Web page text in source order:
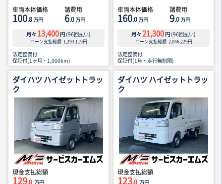
車両本体価格
100.8万円
諸費用
6.0万円
月々 13,400 円 (96回払い)
ローン支払総額 1,293,119円
法定整備付
保証付(1ヶ月・1,000km)
車両本体価格
160.0万円
諸費用
9.0万円
月々 21,300 円 (96回払い)
ローン支払総額 2,046,229円
法定整備付
保証付(1年・走行無制限)
ダイハツ ハイゼットトラッ
ク
現金支払総額
129.0 万円
ダイハツ ハイゼットトラッ
ク
現金支払総額
123.0 万円